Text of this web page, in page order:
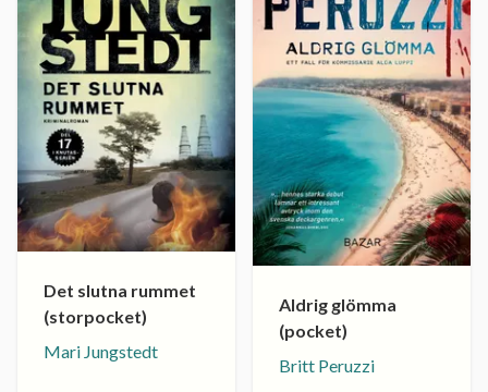
Det slutna rummet
(storpocket)
Mari Jungstedt
Aldrig glömma
(pocket)
Britt Peruzzi